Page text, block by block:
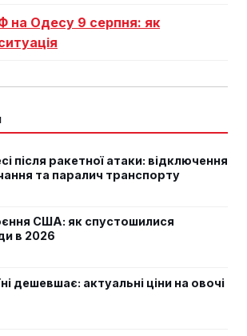
на Одесу 9 серпня: як
після ракетної атаки: відключення
та паралич транспорту
США: як спустошилися
в 2026
дешевшає: актуальні ціни на овочі